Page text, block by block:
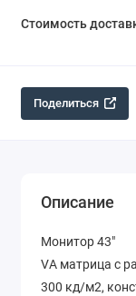
Стоимость
Поделиться
Описание
Монитор 43"
VA матрица с
300 кд/м2,